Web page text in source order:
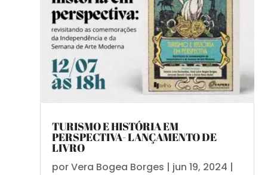
TURISMO E HISTÓRIA EM
PERSPECTIVA- LANÇAMENTO DE
LIVRO
porVera Bogea Borges | jun 19, 2024 |